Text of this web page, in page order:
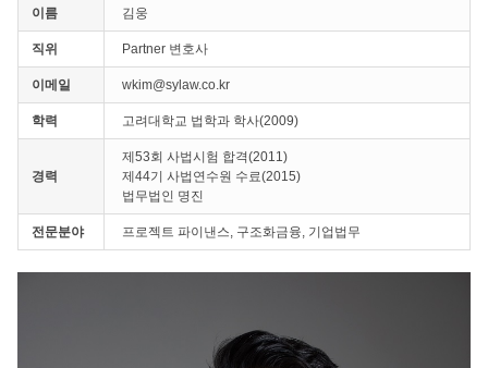
이름 김웅
직위 Partner 변호사
이메일 wkim@sylaw.co.kr
학력 고려대학교 법학과 학사(2009)
경력
제53회 사법시험 합격(2011)
제44기 사법연수원 수료(2015)
법무법인 명진
전문분야 프로젝트 파이낸스, 구조화금융, 기업법무
인재영입